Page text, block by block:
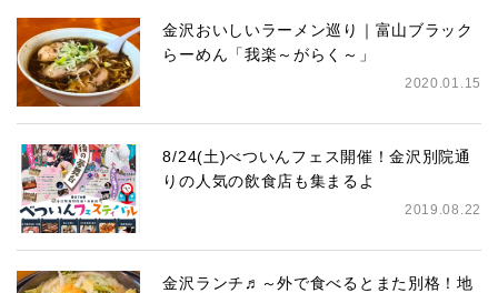
金沢おいしいラーメン巡り｜富山ブラック
らーめん「我楽～がらく～」
2020.01.15
8/24(土)べついんフェス開催！金沢別院通
りの人気の飲食店も集まるよ
2019.08.22
金沢ランチ♬～外で食べるとまた別格！地